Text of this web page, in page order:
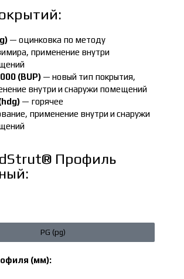
— оцинковка по методу
применение внутри
(BUP) — новый тип покрытия,
внутри и снаружи помещений
— горячее
применение внутри и снаружи
Профиль
PG (pg)
(мм):